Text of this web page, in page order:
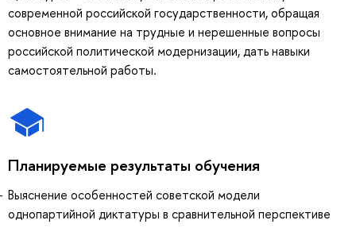
современной российской государственности, обращая
основное внимание на трудные и нерешенные вопросы
российской политической модернизации, дать навыки
самостоятельной работы.
Планируемые результаты обучения
Выяснение особенностей советской модели
однопартийной диктатуры в сравнительной перспективе